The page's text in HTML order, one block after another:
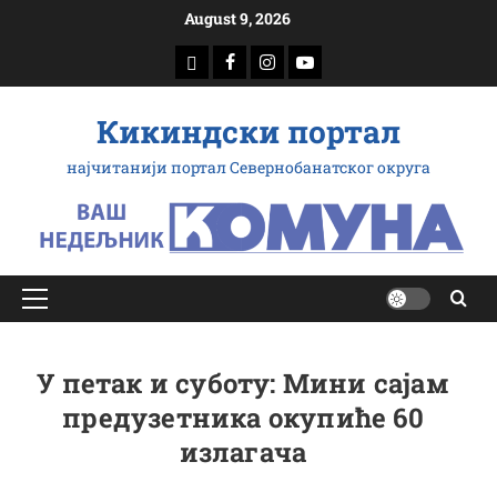
August 9, 2026
доwнлоад
Фацебоок
Инстаграм
Yоутубе
Кикиндски портал
најчитанији портал Севернобанатског округа
Примарy
У петак и суботу: Мини сајам
предузетника окупиће 60
излагача